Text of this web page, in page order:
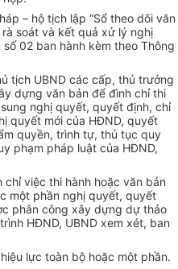
– hộ tịch lập “Sổ theo dõi văn
soát và kết quả xử lý nghị
02 ban hành kèm theo Thông
tịch UBND các cấp, thủ trưởng
dựng văn bản để đình chỉ thi
nghị quyết, quyết định, chỉ
quyết mới của HĐND, quyết
quyền, trình tự, thủ tục quy
phạm pháp luật của HĐND,
việc thi hành hoặc văn bản
một phần nghị quyết, quyết
phân công xây dựng dự thảo
HĐND, UBND xem xét, ban
lực toàn bộ hoặc một phần.